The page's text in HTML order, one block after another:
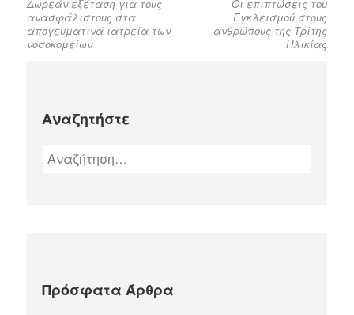
Δωρεάν εξέταση για τους
ανασφάλιστους στα
απογευματινά ιατρεία των
νοσοκομείων
Οι επιπτώσεις του
Εγκλεισμού στους
ανθρώπους της Τρίτης
Ηλικίας
Αναζητήστε
Πρόσφατα Άρθρα